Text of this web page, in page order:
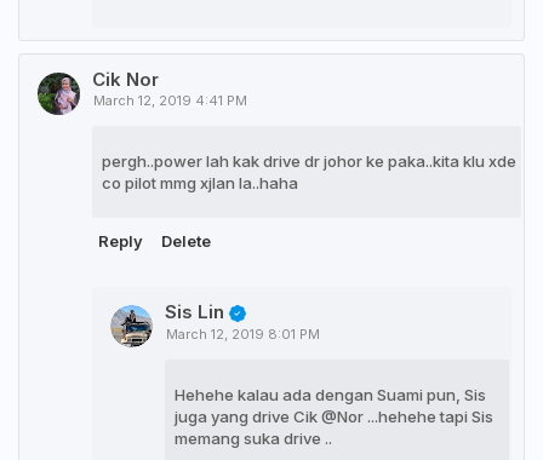
Cik Nor
March 12, 2019 4:41 PM
pergh..power lah kak drive dr johor ke paka..kita klu xde
co pilot mmg xjlan la..haha
Reply Delete
Sis Lin
March 12, 2019 8:01 PM
Hehehe kalau ada dengan Suami pun, Sis
juga yang drive Cik @Nor ...hehehe tapi Sis
memang suka drive ..